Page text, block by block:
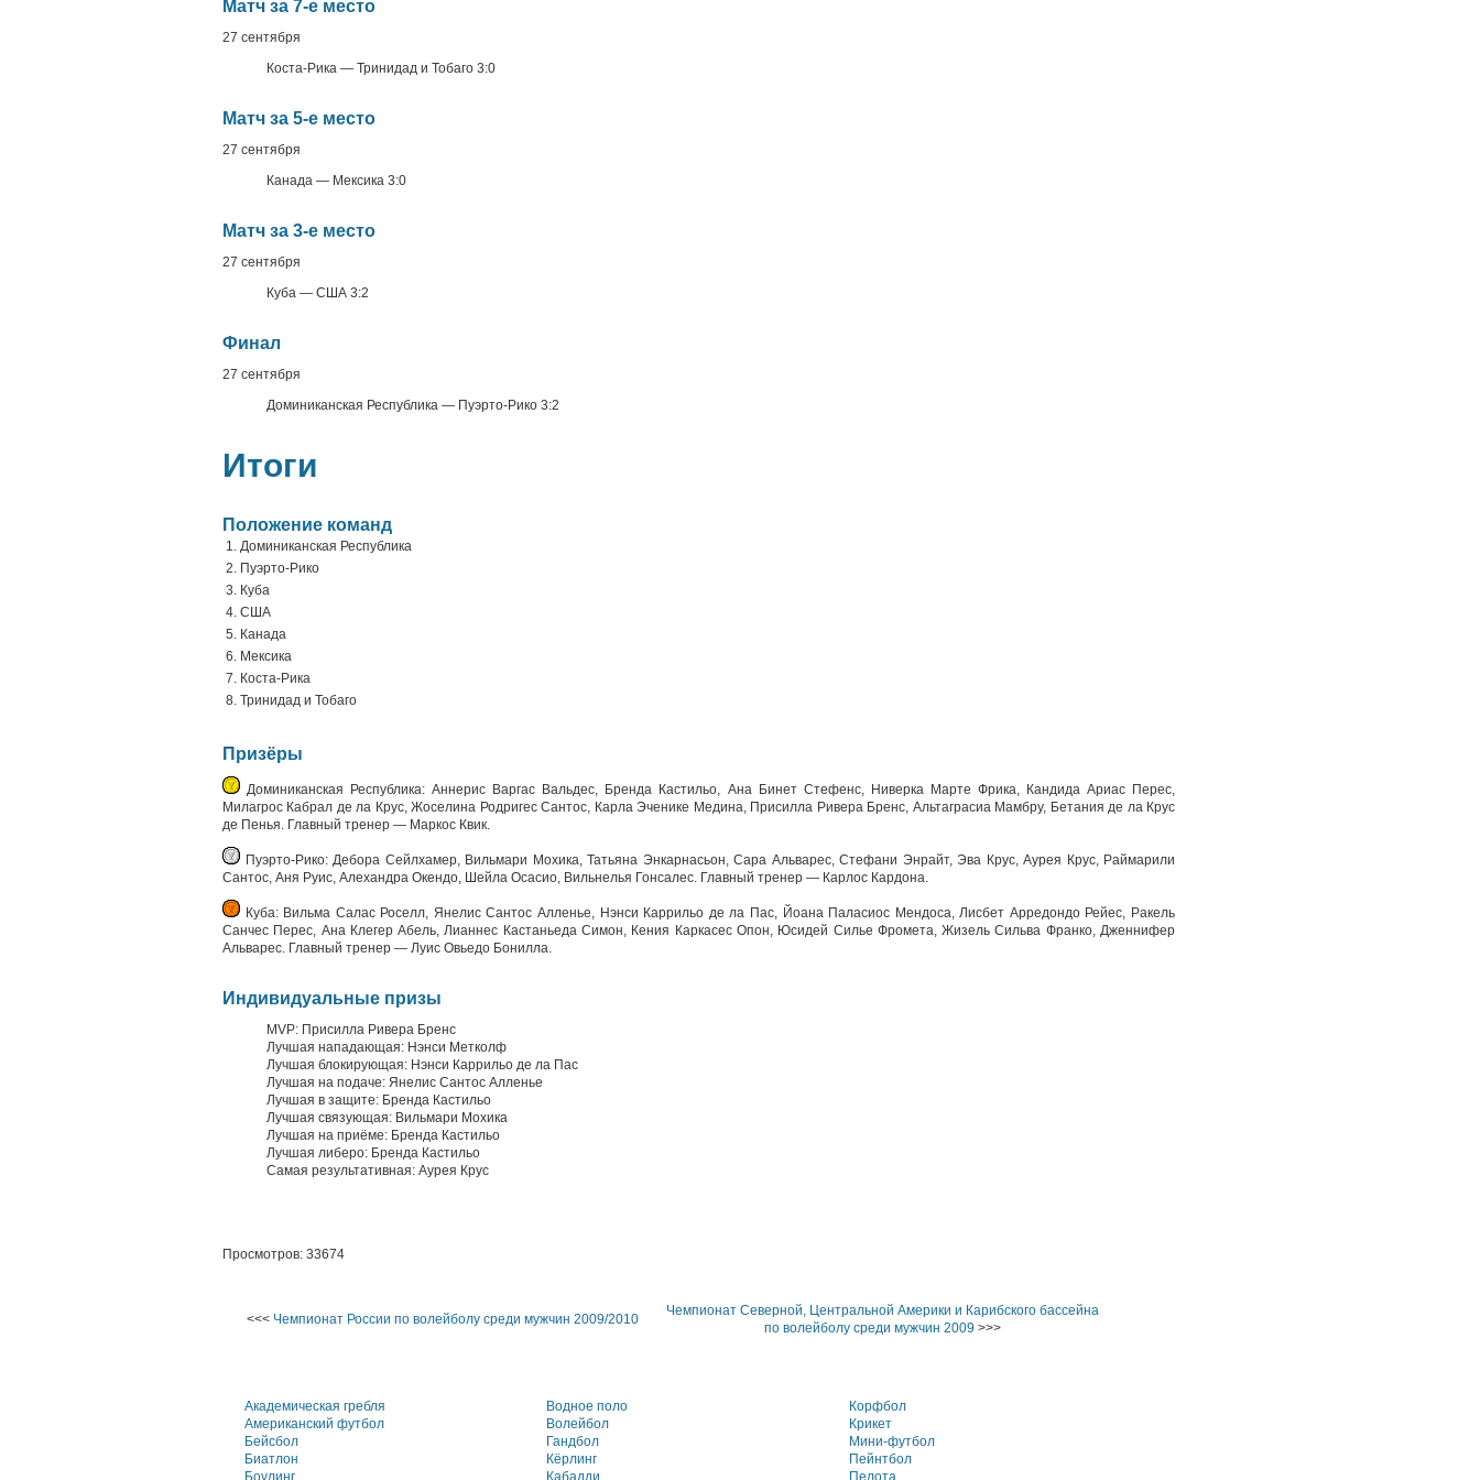
Матч за 7-е место
27 сентября
Коста-Рика — Тринидад и Тобаго 3:0
Матч за 5-е место
27 сентября
Канада — Мексика 3:0
Матч за 3-е место
27 сентября
Куба — США 3:2
Финал
27 сентября
Доминиканская Республика — Пуэрто-Рико 3:2
Итоги
Положение команд
1. Доминиканская Республика
2. Пуэрто-Рико
3. Куба
4. США
5. Канада
6. Мексика
7. Коста-Рика
8. Тринидад и Тобаго
Призёры
Доминиканская Республика: Аннерис Варгас Вальдес, Бренда Кастильо, Ана Бинет Стефенс, Ниверка Марте Фрика, Кандида Ариас Перес,
Милагрос Кабрал де ла Крус, Жоселина Родригес Сантос, Карла Эченике Медина, Присилла Ривера Бренс, Альтаграсиа Мамбру, Бетания де ла Крус
де Пенья. Главный тренер — Маркос Квик.
Пуэрто-Рико: Дебора Сейлхамер, Вильмари Мохика, Татьяна Энкарнасьон, Сара Альварес, Стефани Энрайт, Эва Крус, Аурея Крус, Раймарили
Сантос, Аня Руис, Алехандра Окендо, Шейла Осасио, Вильнелья Гонсалес. Главный тренер — Карлос Кардона.
Куба: Вильма Салас Роселл, Янелис Сантос Алленье, Нэнси Каррильо де ла Пас, Йоана Паласиос Мендоса, Лисбет Арредондо Рейес, Ракель
Санчес Перес, Ана Клегер Абель, Лианнес Кастаньеда Симон, Кения Каркасес Опон, Юсидей Силье Фромета, Жизель Сильва Франко, Дженнифер
Альварес. Главный тренер — Луис Овьедо Бонилла.
Индивидуальные призы
MVP: Присилла Ривера Бренс
Лучшая нападающая: Нэнси Метколф
Лучшая блокирующая: Нэнси Каррильо де ла Пас
Лучшая на подаче: Янелис Сантос Алленье
Лучшая в защите: Бренда Кастильо
Лучшая связующая: Вильмари Мохика
Лучшая на приёме: Бренда Кастильо
Лучшая либеро: Бренда Кастильо
Самая результативная: Аурея Крус
Просмотров: 33674
<<< Чемпионат России по волейболу среди мужчин 2009/2010
Чемпионат Северной, Центральной Америки и Карибского бассейна
по волейболу среди мужчин 2009 >>>
Академическая гребля
Американский футбол
Бейсбол
Биатлон
Боулинг
Водное поло
Волейбол
Гандбол
Кёрлинг
Кабадди
Корфбол
Крикет
Мини-футбол
Пейнтбол
Пелота